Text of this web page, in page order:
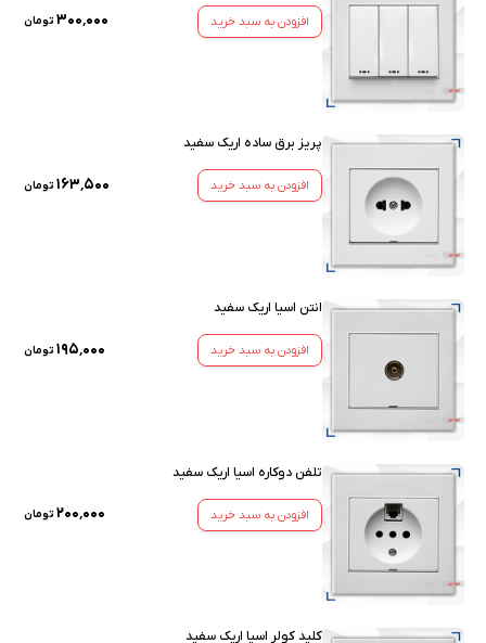
افزودن به سبد خرید ۳۰۰٬۰۰۰ تومان
پریز برق ساده اریک سفید
افزودن به سبد خرید ۱۶۳٬۵۰۰ تومان
انتن اسیا اریک سفید
افزودن به سبد خرید ۱۹۵٬۰۰۰ تومان
تلفن دوکاره اسیا اریک سفید
افزودن به سبد خرید ۲۰۰٬۰۰۰ تومان
کلید کولر اسیا اریک سفید